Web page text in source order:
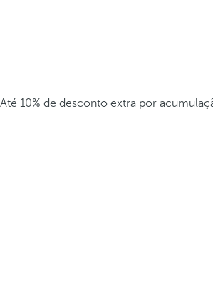
Até 10% de desconto extra por